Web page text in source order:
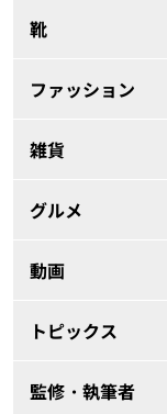
靴
ファッション
雑貨
グルメ
動画
トピックス
監修・執筆者